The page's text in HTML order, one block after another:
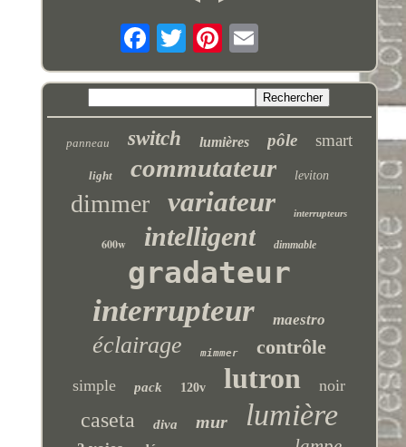
panneau switch lumières pôle smart
light commutateur leviton
dimmer variateur interrupteurs
600w intelligent dimmable
gradateur
interrupteur
maestro
éclairage mimmer contrôle
simple pack 120v lutron noir
caseta diva mur lumière